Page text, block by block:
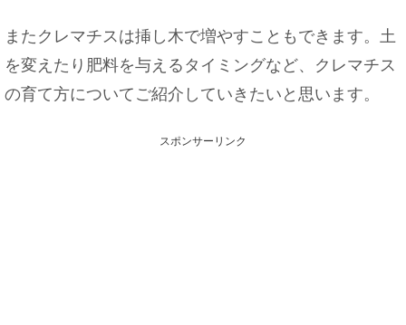
またクレマチスは挿し木で増やすこともできます。土
を変えたり肥料を与えるタイミングなど、クレマチス
の育て方についてご紹介していきたいと思います。
スポンサーリンク